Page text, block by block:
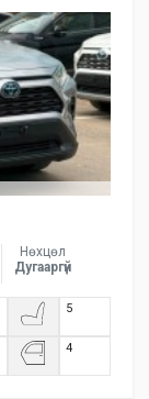
Нөхцөл
Дугааргүй
5
4